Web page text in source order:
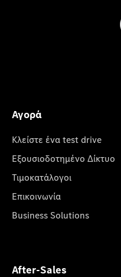
Αγορά
Κλείστε ένα test drive
Εξουσιοδοτημένο Δίκτυο
Τιμοκατάλογοι
Επικοινωνία
Business Solutions
After-Sales